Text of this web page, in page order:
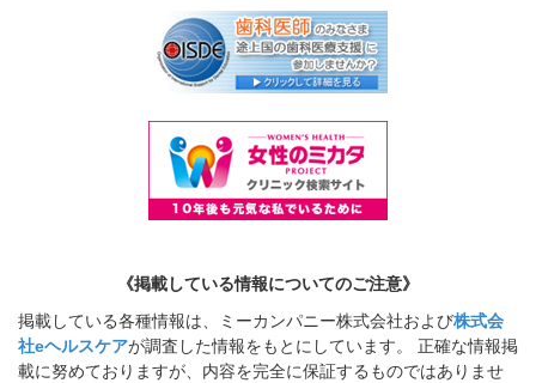
《掲載している情報についてのご注意》
掲載している各種情報は、ミーカンパニー株式会社および株式会
社eヘルスケアが調査した情報をもとにしています。 正確な情報掲
載に努めておりますが、内容を完全に保証するものではありませ